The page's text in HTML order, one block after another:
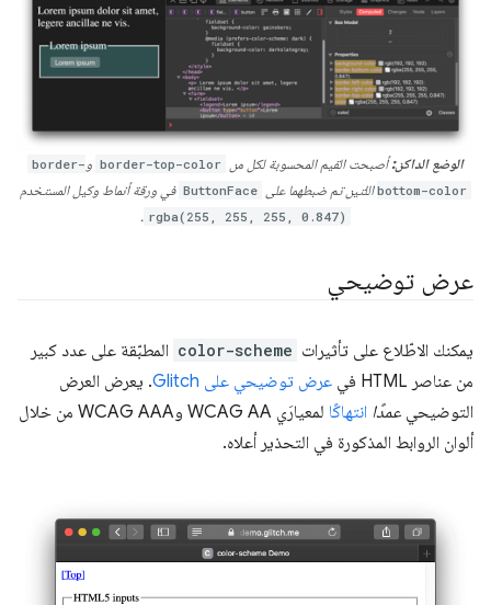
الوضع الداكن:أصبحت القيم المحسوبة لكل من border-top-color و border-
bottom-colorاللتين تم ضبطهما على ButtonFace في ورقة أنماط وكيل المستخدم
rgba(255, 255, 255, 0.847)
.
عرض توضيحي
يمكنك الاطّلاع على تأثيرات color-scheme المطبّقة على عدد كبير
من عناصر HTML في
عرض توضيحي على Glitch
. يعرض العرض
التوضيحي عمدًا انتهاكًا
لمعيارَي WCAG AA وWCAG AAA من خلال
ألوان الروابط المذكورة في التحذير أعلاه.